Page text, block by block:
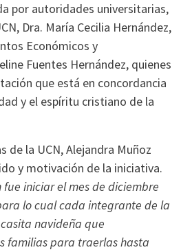
por autoridades universitarias,
Dra. María Cecilia Hernández,
Económicos y
Fuentes Hernández, quienes
que está en concordancia
y el espíritu cristiano de la
de la UCN, Alejandra Muñoz
y motivación de la iniciativa.
iniciar el mes de diciembre
lo cual cada integrante de la
navideña que
familias para traerlas hasta